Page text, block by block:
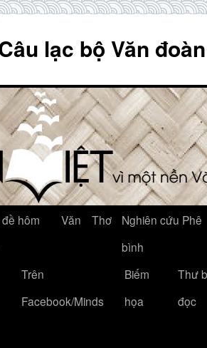
lạc bộ Văn
hôm
Văn Thơ
Nghiên cứu Phê
bình
Trên
Facebook/Minds
Biếm
họa
Thư
đọc